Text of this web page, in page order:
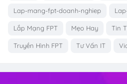
Lap-mang-fpt-doanh-nghiep
Lắp Mạng FPT Mẹo Hay Tin
Truyền Hình FPT Tư Vấn IT